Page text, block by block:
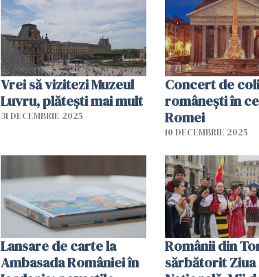
Vrei să vizitezi Muzeul
Luvru, plătești mai mult
31 DECEMBRIE 2025
Concert de
româneşti în
Romei
10 DECEMBRIE 2025
Lansare de carte la
Ambasada României în
Românii din
sărbătorit Ziua